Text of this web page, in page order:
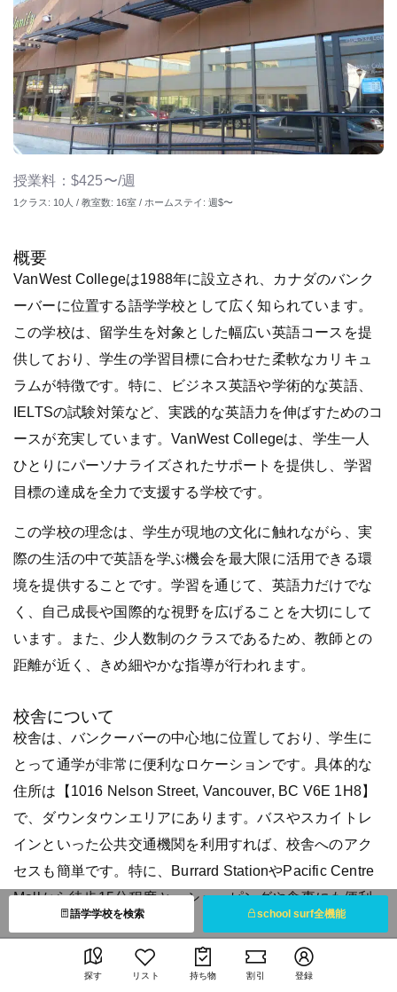
探す リスト 持ち物 割引 登録
語学学校を検索 school surf全機能
授業料：$425〜/週
1クラス: 10人 / 教室数: 16室 / ホームステイ: 週$〜
概要
VanWest Collegeは1988年に設立され、カナダのバンク
ーバーに位置する語学学校として広く知られています。
この学校は、留学生を対象とした幅広い英語コースを提
供しており、学生の学習目標に合わせた柔軟なカリキュ
ラムが特徴です。特に、ビジネス英語や学術的な英語、
IELTSの試験対策など、実践的な英語力を伸ばすためのコ
ースが充実しています。VanWest Collegeは、学生一人
ひとりにパーソナライズされたサポートを提供し、学習
目標の達成を全力で支援する学校です。
この学校の理念は、学生が現地の文化に触れながら、実
際の生活の中で英語を学ぶ機会を最大限に活用できる環
境を提供することです。学習を通じて、英語力だけでな
く、自己成長や国際的な視野を広げることを大切にして
います。また、少人数制のクラスであるため、教師との
距離が近く、きめ細やかな指導が行われます。
校舎について
校舎は、バンクーバーの中心地に位置しており、学生に
とって通学が非常に便利なロケーションです。具体的な
住所は【1016 Nelson Street, Vancouver, BC V6E 1H8】
で、ダウンタウンエリアにあります。バスやスカイトレ
インといった公共交通機関を利用すれば、校舎へのアク
セスも簡単です。特に、Burrard StationやPacific Centre
Mallから徒歩15分程度と、ショッピングや食事にも便利
な場所にあります。
バンクーバーのダウンタウンにあり、観光地やショッピ